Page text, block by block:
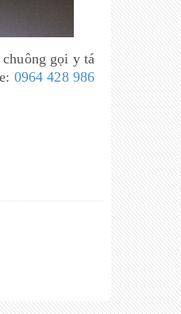
gọi y tá
0964 428 986